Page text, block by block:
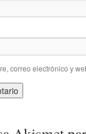
correo electrónico y